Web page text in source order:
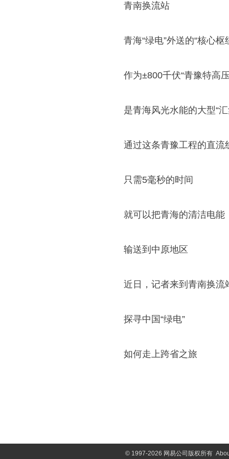
青南换流站
青海“绿电”外送的“核心枢
作为±800千伏“青豫特高
是青海风光水能的大型“汇
通过这条青豫工程的直流
只需5毫秒的时间
就可以把青海的清洁电能
输送到中原地区
近日，记者来到青南换流
探寻中国“绿电”
如何走上跨省之旅
©1997-2026 网易公司版权所有